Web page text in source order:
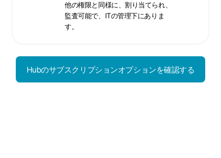
他の権限と同様に、割り当てられ、
監査可能で、ITの管理下にありま
す。
Hubのサブスクリプションオプションを確認する